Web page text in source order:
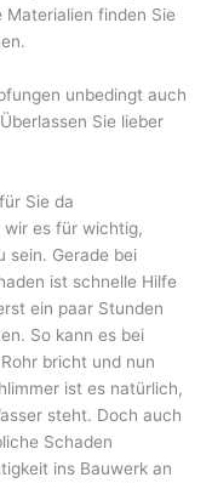
finden Sie
unbedingt auch
Sie lieber
Sie da
wir es für wichtig,
sein. Gerade bei
ist schnelle Hilfe
ein paar Stunden
So kann es bei
bricht und nun
ist es natürlich,
steht. Doch auch
Schaden
ins Bauwerk an